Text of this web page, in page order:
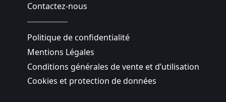
Contactez-nous
Politique de confidentialité
Mentions Légales
Conditions générales de vente et d’utilisation
Cookies et protection de données